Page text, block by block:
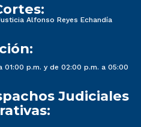
Alfonso Reyes Echandía
01:00 p.m. y de 02:00 p.m. a 05:00
Judiciales